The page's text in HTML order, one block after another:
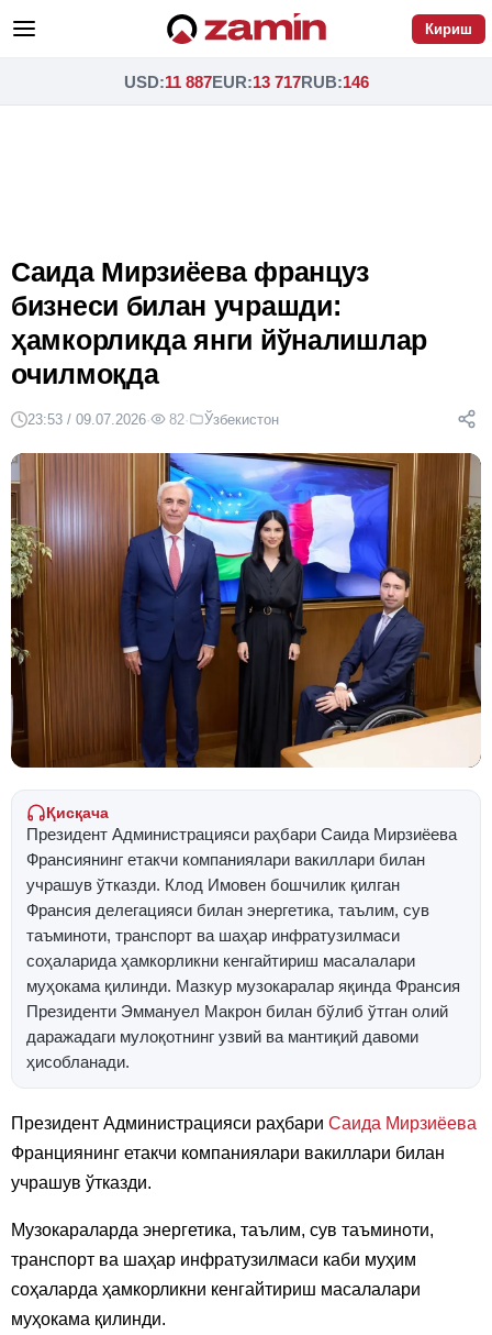
Кириш
USD:11 887EUR:13 717RUB:146
Саида Мирзиёева француз
бизнеси билан учрашди:
ҳамкорликда янги йўналишлар
очилмоқда
23:53 / 09.07.2026· 82· Ўзбекистон
Қисқача
Президент Администрацияси раҳбари Саида Мирзиёева
Франсиянинг етакчи компаниялари вакиллари билан
учрашув ўтказди. Клод Имовен бошчилик қилган
Франсия делегацияси билан энергетика, таълим, сув
таъминоти, транспорт ва шаҳар инфратузилмаси
соҳаларида ҳамкорликни кенгайтириш масалалари
муҳокама қилинди. Мазкур музокаралар яқинда Франсия
Президенти Эммануел Макрон билан бўлиб ўтган олий
даражадаги мулоқотнинг узвий ва мантиқий давоми
ҳисобланади.
Президент Администрацияси раҳбари Саида Мирзиёева
Франциянинг етакчи компаниялари вакиллари билан
учрашув ўтказди.
Музокараларда энергетика, таълим, сув таъминоти,
транспорт ва шаҳар инфратузилмаси каби муҳим
соҳаларда ҳамкорликни кенгайтириш масалалари
муҳокама қилинди.